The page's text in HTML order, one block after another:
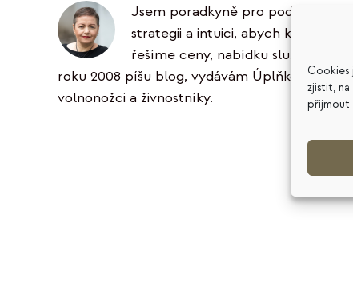
Cookies
zjistit,
přijmout
Jsem poradkyně pro podnikatele
strategii a intuici, abych klientům
řešíme ceny, nabídku služeb,
roku 2008 píšu blog, vydávám Úplňkový
volnonožci a živnostníky.